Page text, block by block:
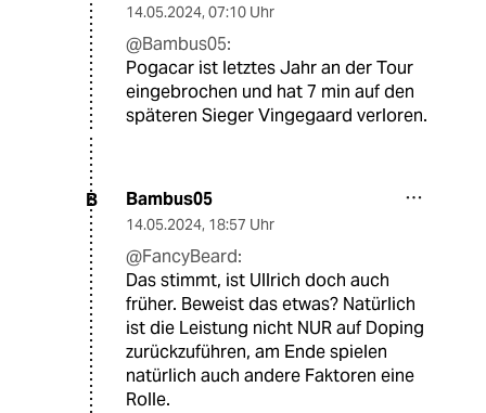
14.05.2024, 07:10 Uhr
@Bambus05:
Pogacar ist letztes Jahr an der Tour
eingebrochen und hat 7 min auf den
späteren Sieger Vingegaard verloren.
B Bambus05
14.05.2024, 18:57 Uhr
@FancyBeard:
Das stimmt, ist Ullrich doch auch
früher. Beweist das etwas? Natürlich
ist die Leistung nicht NUR auf Doping
zurückzuführen, am Ende spielen
natürlich auch andere Faktoren eine
Rolle.